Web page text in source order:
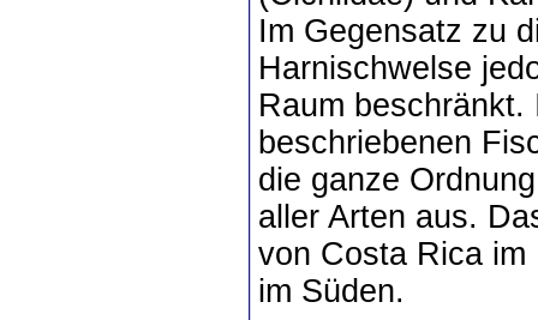
Im Gegensatz zu
Harnischwelse
Raum
beschriebenen
die ganze
aller Arten aus.
von Costa Rica im
im Süden.